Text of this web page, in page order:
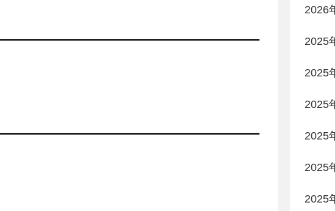
2026
2025
2025
2025
2025
2025
2025